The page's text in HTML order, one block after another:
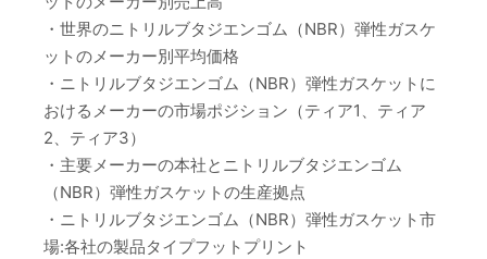
・世界のニトリルブタジエンゴム（NBR）弾性ガスケ
ットのメーカー別平均価格
・ニトリルブタジエンゴム（NBR）弾性ガスケットに
おけるメーカーの市場ポジション（ティア1、ティア
2、ティア3）
・主要メーカーの本社とニトリルブタジエンゴム
（NBR）弾性ガスケットの生産拠点
・ニトリルブタジエンゴム（NBR）弾性ガスケット市
場:各社の製品タイプフットプリント